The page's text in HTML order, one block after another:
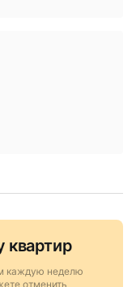
квартир
каждую неделю
отменить